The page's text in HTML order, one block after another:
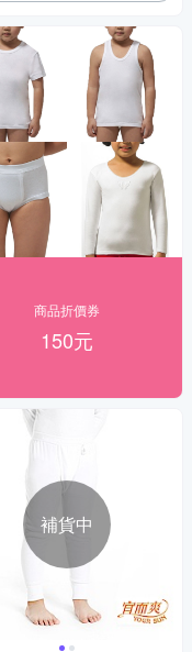
商品折價券
150元
補貨中